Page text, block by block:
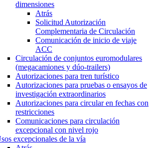
dimensiones
Atrás
Solicitud Autorización
Complementaria de Circulación
Comunicación de inicio de viaje
ACC
Circulación de conjuntos euromodulares
(megacamiones y dúo-trailers)
Autorizaciones para tren turístico
Autorizaciones para pruebas o ensayos de
investigación extraordinarios
Autorizaciones para circular en fechas con
restricciones
Comunicaciones para circulación
excepcional con nivel rojo
excepcionales de la vía